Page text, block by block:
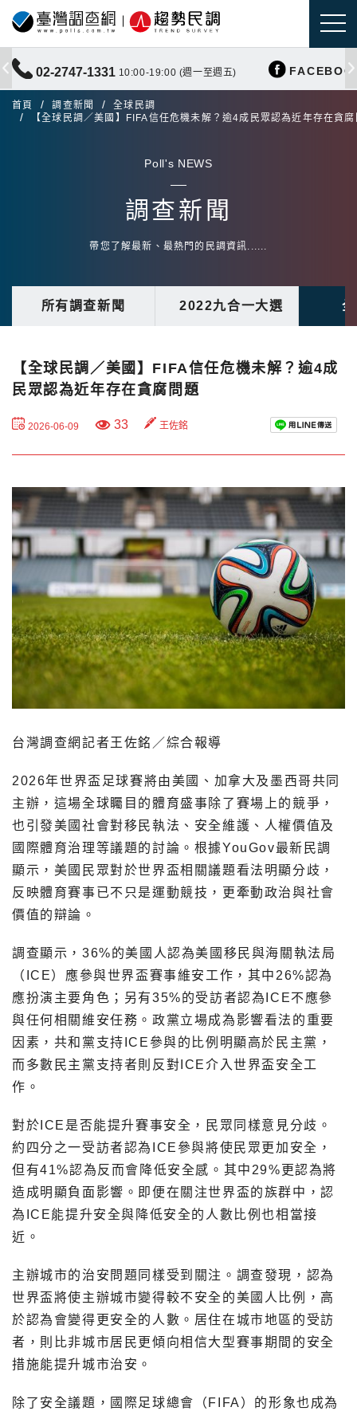
02-2747-1331 10:00-19:00 (週一至週五)
首頁 調查新聞
全球民調
【全球民調／美國】FIFA信任危機未解？逾4成民眾認為近年存在貪
Poll's NEWS
調查新聞
帶您了解最新、最熱門的民調資訊......
所有調查新聞 2022九合一大選
【全球民調／美國】FIFA信任危機未解？逾4成
民眾認為近年存在貪腐問題
2026-06-09 33 王佐銘
台灣調查網記者王佐銘／綜合報導
2026年世界盃足球賽將由美國、加拿大及墨西哥共同
主辦，這場全球矚目的體育盛事除了賽場上的競爭，
也引發美國社會對移民執法、安全維護、人權價值及
國際體育治理等議題的討論。根據YouGov最新民調
顯示，美國民眾對於世界盃相關議題看法明顯分歧，
反映體育賽事已不只是運動競技，更牽動政治與社會
價值的辯論。
調查顯示，36%的美國人認為美國移民與海關執法局
（ICE）應參與世界盃賽事維安工作，其中26%認為
應扮演主要角色；另有35%的受訪者認為ICE不應參
與任何相關維安任務。政黨立場成為影響看法的重要
因素，共和黨支持ICE參與的比例明顯高於民主黨，
而多數民主黨支持者則反對ICE介入世界盃安全工
作。
對於ICE是否能提升賽事安全，民眾同樣意見分歧。
約四分之一受訪者認為ICE參與將使民眾更加安全，
但有41%認為反而會降低安全感。其中29%更認為將
造成明顯負面影響。即便在關注世界盃的族群中，認
為ICE能提升安全與降低安全的人數比例也相當接
近。
主辦城市的治安問題同樣受到關注。調查發現，認為
世界盃將使主辦城市變得較不安全的美國人比例，高
於認為會變得更安全的人數。居住在城市地區的受訪
者，則比非城市居民更傾向相信大型賽事期間的安全
措施能提升城市治安。
除了安全議題，國際足球總會（FIFA）的形象也成為